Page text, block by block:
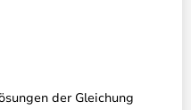
der Gleichung